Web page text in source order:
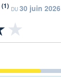
(1) DU 30 juin 2026